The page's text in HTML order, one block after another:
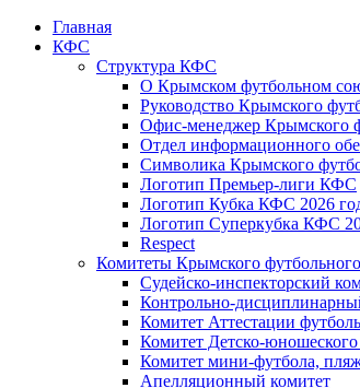
Главная
КФС
Структура КФС
О Крымском футбольном
Руководство Крымского
Офис-менеджер Крымского
Отдел информационного
Символика Крымского
Логотип Премьер-лиги КФС
Логотип Кубка КФС 2026
Логотип Суперкубка КФС
Respect
Комитеты Крымского
Судейско-инспекторский
Контрольно-
Комитет Аттестации
Комитет Детско-юношеского
Комитет мини-футбола,
Апелляционный комитет